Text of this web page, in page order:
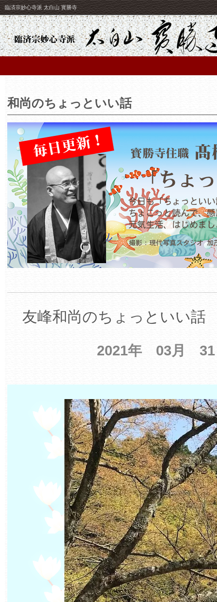
臨済宗妙心寺派 太白山 寳勝寺
和尚のちょっといい話
友峰和尚のちょっといい話
2021年 03月